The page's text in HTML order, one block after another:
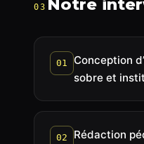
03 Notre
01
Conception
sobre et
02
Rédaction